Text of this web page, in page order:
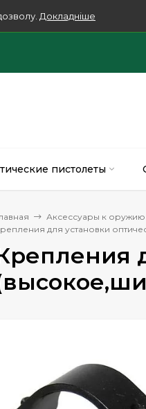
Докладніше
пистолеты
Аксессуары к оружию
для установки